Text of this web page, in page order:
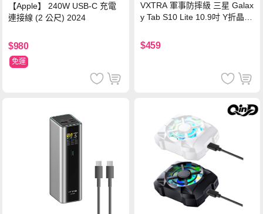
【Apple】 240W USB-C 充電
連接線 (2 公尺) 2024
$980
免運
VXTRA 軍事防摔級 三星 Galax
y Tab S10 Lite 10.9吋 Y折晶透
$459